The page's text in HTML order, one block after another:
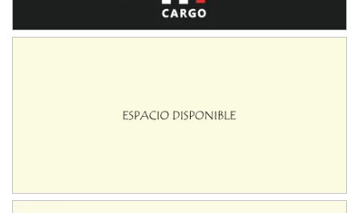
Villaguay (Entre Ríos)
Juventud Unida (Tierra)